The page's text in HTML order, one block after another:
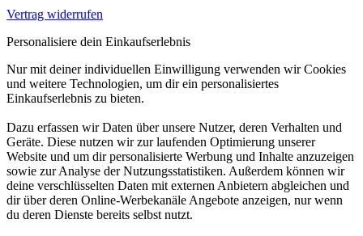
Vertrag widerrufen
Personalisiere dein Einkaufserlebnis
Nur mit deiner individuellen Einwilligung verwenden wir Cookies
und weitere Technologien, um dir ein personalisiertes
Einkaufserlebnis zu bieten.
Dazu erfassen wir Daten über unsere Nutzer, deren Verhalten und
Geräte. Diese nutzen wir zur laufenden Optimierung unserer
Website und um dir personalisierte Werbung und Inhalte anzuzeigen
sowie zur Analyse der Nutzungsstatistiken. Außerdem können wir
deine verschlüsselten Daten mit externen Anbietern abgleichen und
dir über deren Online-Werbekanäle Angebote anzeigen, nur wenn
du deren Dienste bereits selbst nutzt.